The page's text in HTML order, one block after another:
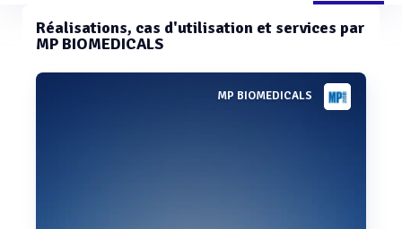
Réalisations, cas d'utilisation et services par
MP BIOMEDICALS
MP BIOMEDICALS